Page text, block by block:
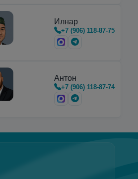
Илнар
+7 (906) 118-87-75
Антон
+7 (906) 118-87-74